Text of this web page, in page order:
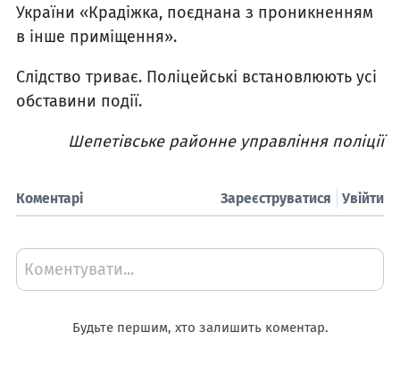
України «Крадіжка, поєднана з проникненням
в інше приміщення».
Слідство триває. Поліцейські встановлюють усі
обставини події.
Шепетівське районне управління поліції
Коментарі Увійти
Зареєструватися
Коментувати...
Будьте першим, хто залишить коментар.